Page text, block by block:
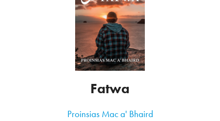
Fatwa
Proinsias Mac a' Bhaird